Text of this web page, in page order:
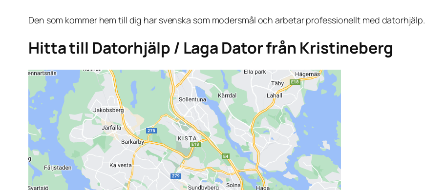
Den som kommer hem till dig har svenska som modersmål och arbetar professionellt med datorhjälp.
Hitta till Datorhjälp / Laga Dator från Kristineberg